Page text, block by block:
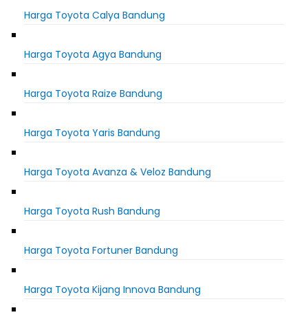
Harga Toyota Calya Bandung
Harga Toyota Agya Bandung
Harga Toyota Raize Bandung
Harga Toyota Yaris Bandung
Harga Toyota Avanza & Veloz Bandung
Harga Toyota Rush Bandung
Harga Toyota Fortuner Bandung
Harga Toyota Kijang Innova Bandung